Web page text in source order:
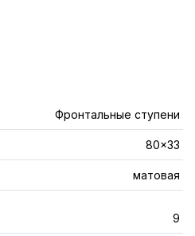
Фронтальные ступени
80x33
матовая
9